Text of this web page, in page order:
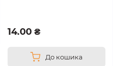
14.00 ₴
До кошика